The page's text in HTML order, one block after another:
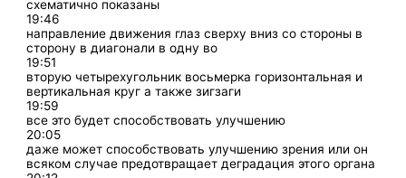
схематично показаны
19:46
направление движения глаз сверху вниз со стороны в
сторону в диагонали в одну во
19:51
вторую четырехугольник восьмерка горизонтальная и
вертикальная круг а также зигзаги
19:59
все это будет способствовать улучшению
20:05
даже может способствовать улучшению зрения или он
всяком случае предотвращает деградация этого органа